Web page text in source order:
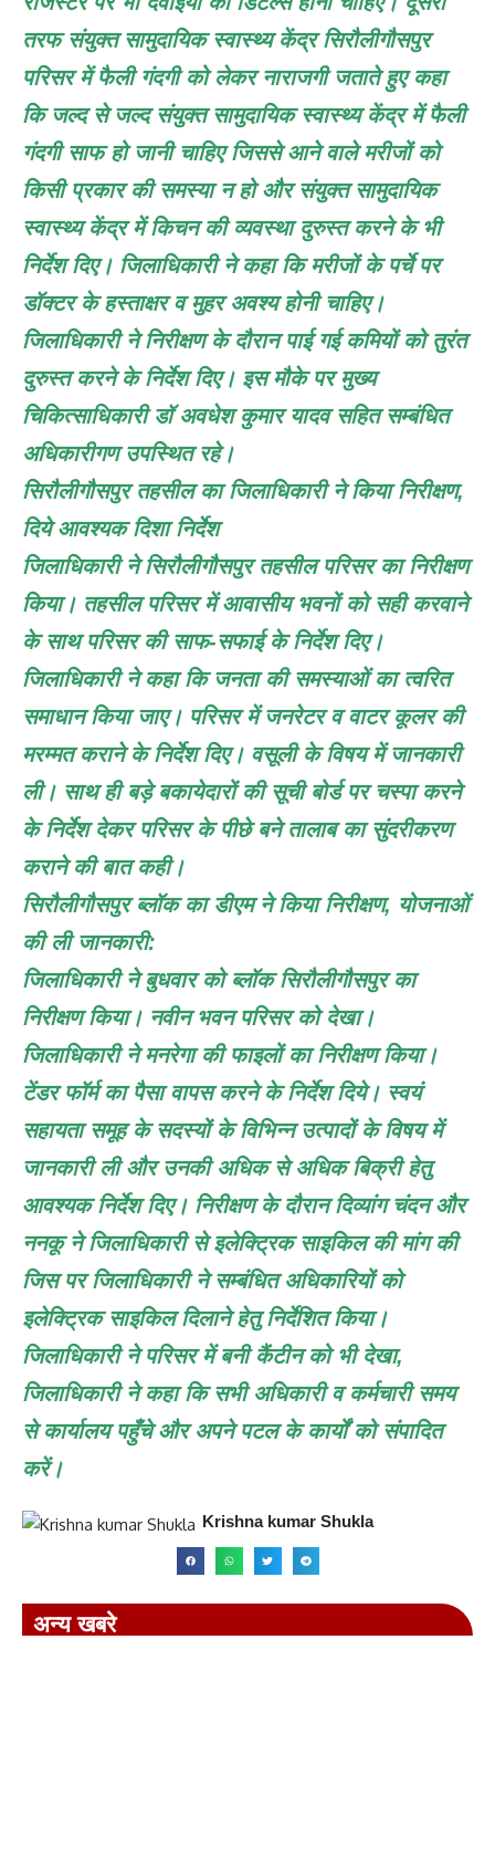
तरफ संयुक्त सामुदायिक स्वास्थ्य केंद्र सिरौलीगौसपुर
परिसर में फैली गंदगी को लेकर नाराजगी जताते हुए कहा
कि जल्द से जल्द संयुक्त सामुदायिक स्वास्थ्य केंद्र में फैली
गंदगी साफ हो जानी चाहिए जिससे आने वाले मरीजों को
किसी प्रकार की समस्या न हो और संयुक्त सामुदायिक
स्वास्थ्य केंद्र में किचन की व्यवस्था दुरुस्त करने के भी
निर्देश दिए। जिलाधिकारी ने कहा कि मरीजों के पर्चे पर
डॉक्टर के हस्ताक्षर व मुहर अवश्य होनी चाहिए।
जिलाधिकारी ने निरीक्षण के दौरान पाई गई कमियों को तुरंत
दुरुस्त करने के निर्देश दिए। इस मौके पर मुख्य
चिकित्साधिकारी डॉ अवधेश कुमार यादव सहित सम्बंधित
अधिकारीगण उपस्थित रहे।
सिरौलीगौसपुर तहसील का जिलाधिकारी ने किया निरीक्षण,
दिये आवश्यक दिशा निर्देश
जिलाधिकारी ने सिरौलीगौसपुर तहसील परिसर का निरीक्षण
किया। तहसील परिसर में आवासीय भवनों को सही करवाने
के साथ परिसर की साफ-सफाई के निर्देश दिए।
जिलाधिकारी ने कहा कि जनता की समस्याओं का त्वरित
समाधान किया जाए। परिसर में जनरेटर व वाटर कूलर की
मरम्मत कराने के निर्देश दिए। वसूली के विषय में जानकारी
ली। साथ ही बड़े बकायेदारों की सूची बोर्ड पर चस्पा करने
के निर्देश देकर परिसर के पीछे बने तालाब का सुंदरीकरण
कराने की बात कही।
सिरौलीगौसपुर ब्लॉक का डीएम ने किया निरीक्षण, योजनाओं
की ली जानकारी:
जिलाधिकारी ने बुधवार को ब्लॉक सिरौलीगौसपुर का
निरीक्षण किया। नवीन भवन परिसर को देखा।
जिलाधिकारी ने मनरेगा की फाइलों का निरीक्षण किया।
टेंडर फॉर्म का पैसा वापस करने के निर्देश दिये। स्वयं
सहायता समूह के सदस्यों के विभिन्न उत्पादों के विषय में
जानकारी ली और उनकी अधिक से अधिक बिक्री हेतु
आवश्यक निर्देश दिए। निरीक्षण के दौरान दिव्यांग चंदन और
ननकू ने जिलाधिकारी से इलेक्ट्रिक साइकिल की मांग की
जिस पर जिलाधिकारी ने सम्बंधित अधिकारियों को
इलेक्ट्रिक साइकिल दिलाने हेतु निर्देशित किया।
जिलाधिकारी ने परिसर में बनी कैंटीन को भी देखा,
जिलाधिकारी ने कहा कि सभी अधिकारी व कर्मचारी समय
से कार्यालय पहुँचे और अपने पटल के कार्यों को संपादित
करें।
Krishna kumar Shukla
अन्य खबरे